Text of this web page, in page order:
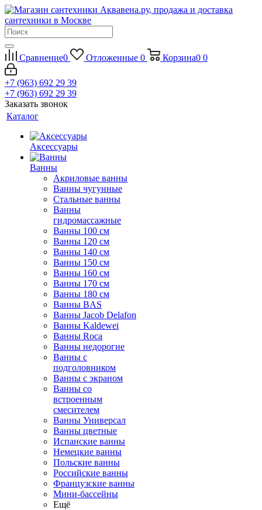
Сравнение0 Отложенные 0 Корзина0 0
+7 (963) 692 29 39
+7 (963) 692 29 39
Заказать звонок
Каталог
Аксессуары
Ванны
Акриловые ванны
Ванны чугунные
Стальные ванны
Ванны
гидромассажные
Ванны 100 см
Ванны 120 см
Ванны 140 см
Ванны 150 см
Ванны 160 см
Ванны 170 см
Ванны 180 см
Ванны BAS
Ванны Jacob Delafon
Ванны Kaldewei
Ванны Roca
Ванны недорогие
Ванны с
подголовником
Ванны с экраном
Ванны со
встроенным
смесителем
Ванны Универсал
Ванны цветные
Испанские ванны
Немецкие ванны
Польские ванны
Российские ванны
Французские ванны
Мини-бассейны
Ещё